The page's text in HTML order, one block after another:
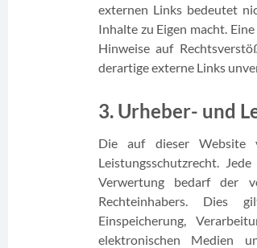
externen Links bedeutet
Inhalte zu Eigen macht.
Hinweise auf
derartige externe Links
3. Urheber- und
Die auf dieser Website
Leistungsschutzrecht.
Verwertung bedarf der
Rechteinhabers. Dies
Einspeicherung,
elektronischen Medien